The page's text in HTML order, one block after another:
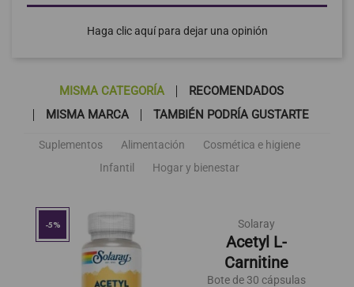
Haga clic aquí para dejar una opinión
MISMA CATEGORÍA
RECOMENDADOS
MISMA MARCA
TAMBIÉN PODRÍA GUSTARTE
Suplementos Alimentación
Cosmética e higiene
Infantil
Hogar y bienestar
-5% Solaray
Acetyl L-
Carnitine
Bote de 30 cápsulas